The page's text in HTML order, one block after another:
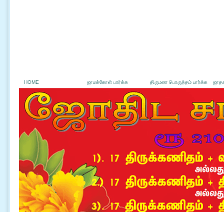
HOME ஜாமக்கோள் பார்க்க திருமண பொருத்தம் பார்க்க